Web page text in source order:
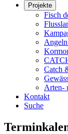
Projekte
Fisch
Catch
Arten-
Kontakt
Suche